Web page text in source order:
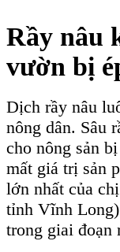
Rầy nâu
vườn bị
Dịch rầy nâu
nông dân. Sâu
cho nông sản
mất giá trị sản
lớn nhất của
tỉnh Vĩnh
trong giai đoạn